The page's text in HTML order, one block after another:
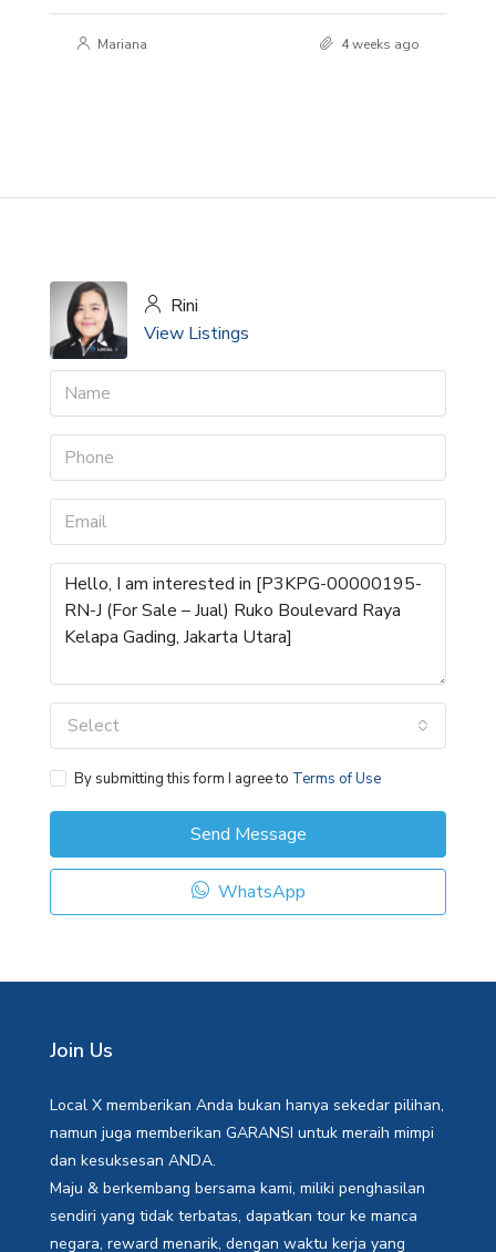
Mariana 4 weeks ago
Rini
View Listings
Select
By submitting this form I agree to Terms of Use
Send Message
WhatsApp
Join Us
Local X memberikan Anda bukan hanya sekedar pilihan,
namun juga memberikan GARANSI untuk meraih mimpi
dan kesuksesan ANDA.
Maju & berkembang bersama kami, miliki penghasilan
sendiri yang tidak terbatas, dapatkan tour ke manca
negara, reward menarik, dengan waktu kerja yang